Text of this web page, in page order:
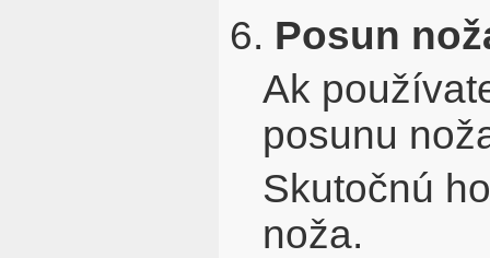
6. Posun
Ak
posunu
Skutočnú
noža.